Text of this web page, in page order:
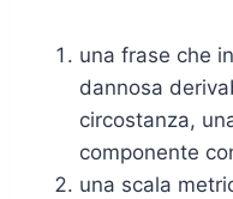
una frase che
dannosa
circostanza,
componente
una scala